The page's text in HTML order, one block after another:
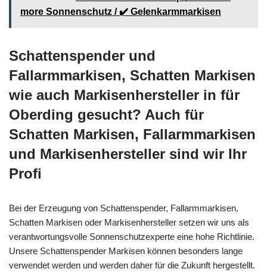
more Sonnenschutz / ✔️ Gelenkarmmarkisen
Schattenspender und
Fallarmmarkisen, Schatten Markisen
wie auch Markisenhersteller in für
Oberding gesucht? Auch für
Schatten Markisen, Fallarmmarkisen
und Markisenhersteller sind wir Ihr
Profi
Bei der Erzeugung von Schattenspender, Fallarmmarkisen,
Schatten Markisen oder Markisenhersteller setzen wir uns als
verantwortungsvolle Sonnenschutzexperte eine hohe Richtlinie.
Unsere Schattenspender Markisen können besonders lange
verwendet werden und werden daher für die Zukunft hergestellt.